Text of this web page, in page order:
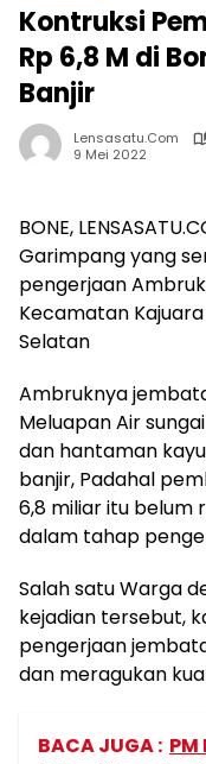
Kontruksi
Rp 6,8 M di
Banjir
Lensasatu.com
9 Mei 2022
BONE,
Garimpang yang
pengerjaan
Kecamatan
Selatan
Ambruknya
Meluapan Air
dan hantaman
banjir, Padahal
6,8 miliar itu belum
dalam tahap
Salah satu Warga
kejadian tersebut,
pengerjaan
dan meragukan
BACA JUGA :